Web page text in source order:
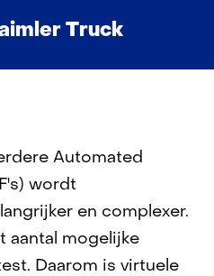
Truck
Automated
wordt
en complexer.
aantal mogelijke
Daarom is virtuele